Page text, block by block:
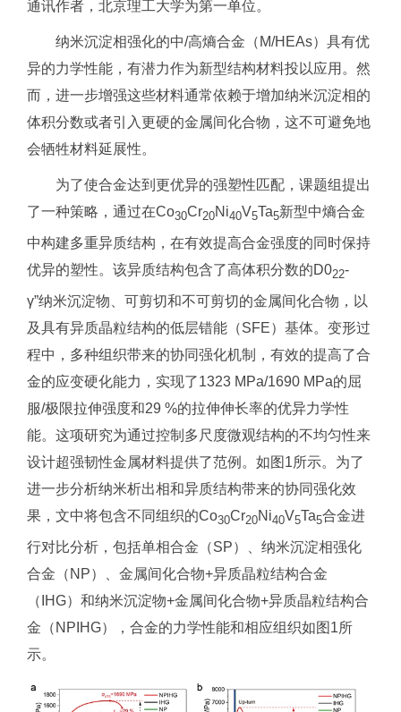
通讯作者，北京理工大学为第一单位。
纳米沉淀相强化的中/高熵合金（M/HEAs）具有优
异的力学性能，有潜力作为新型结构材料投以应用。然
而，进一步增强这些材料通常依赖于增加纳米沉淀相的
体积分数或者引入更硬的金属间化合物，这不可避免地
会牺牲材料延展性。
为了使合金达到更优异的强塑性匹配，课题组提出
了一种策略，通过在Co30Cr20Ni40V5Ta5新型中熵合金
中构建多重异质结构，在有效提高合金强度的同时保持
优异的塑性。该异质结构包含了高体积分数的D022-
γ”纳米沉淀物、可剪切和不可剪切的金属间化合物，以
及具有异质晶粒结构的低层错能（SFE）基体。变形过
程中，多种组织带来的协同强化机制，有效的提高了合
金的应变硬化能力，实现了1323 MPa/1690 MPa的屈
服/极限拉伸强度和29 %的拉伸伸长率的优异力学性
能。这项研究为通过控制多尺度微观结构的不均匀性来
设计超强韧性金属材料提供了范例。如图1所示。为了
进一步分析纳米析出相和异质结构带来的协同强化效
果，文中将包含不同组织的Co30Cr20Ni40V5Ta5合金进
行对比分析，包括单相合金（SP）、纳米沉淀相强化
合金（NP）、金属间化合物+异质晶粒结构合金
（IHG）和纳米沉淀物+金属间化合物+异质晶粒结构合
金（NPIHG），合金的力学性能和相应组织如图1所
示。